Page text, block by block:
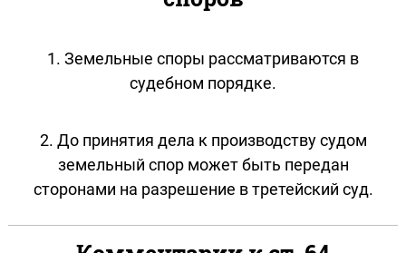
1. Земельные споры рассматриваются в
судебном порядке.
2. До принятия дела к производству судом
земельный спор может быть передан
сторонами на разрешение в третейский суд.